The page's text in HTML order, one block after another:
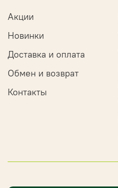
Акции
Новинки
Доставка и оплата
Обмен и возврат
Контакты